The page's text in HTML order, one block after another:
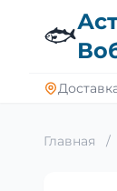
🐟
Главная /